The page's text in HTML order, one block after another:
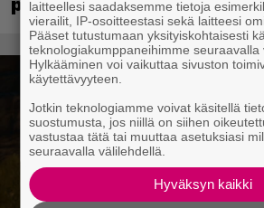
laitteellesi saadaksemme tietoja
vierailit, IP-osoitteestasi sekä laitteesi
Pääset tutustumaan yksityiskohtaisesti
teknologiakumppaneihimme seuraavalla
Hylkääminen voi vaikuttaa sivuston
käytettävyyteen.
Jotkin teknologiamme voivat käsitellä
suostumusta, jos niillä on siihen
vastustaa tätä tai muuttaa asetuksiasi
seuraavalla välilehdellä.
Hyväksyn kaikki